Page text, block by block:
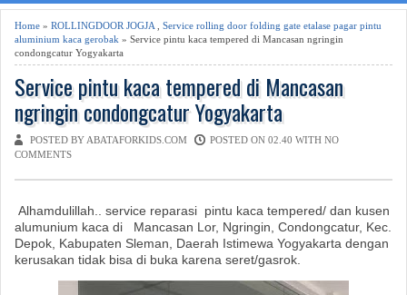
Home » ROLLINGDOOR JOGJA
Service rolling door folding gate etalase pagar pintu
aluminium kaca gerobak » Service pintu kaca tempered di Mancasan ngringin
condongcatur Yogyakarta
Service pintu kaca tempered di Mancasan
ngringin condongcatur Yogyakarta
POSTED BY ABATAFORKIDS.COM POSTED ON 02.40 WITH NO
COMMENTS
Alhamdulillah.. service reparasi pintu kaca tempered/ dan kusen
alumunium kaca di Mancasan Lor, Ngringin, Condongcatur, Kec.
Depok, Kabupaten Sleman, Daerah Istimewa Yogyakarta dengan
kerusakan tidak bisa di buka karena seret/gasrok.